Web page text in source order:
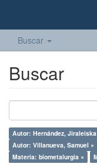
Buscar
Buscar
Autor: Hernández, Jiraleiska
Autor: Villanueva, Samuel ×
Materia: biometalurgia ×